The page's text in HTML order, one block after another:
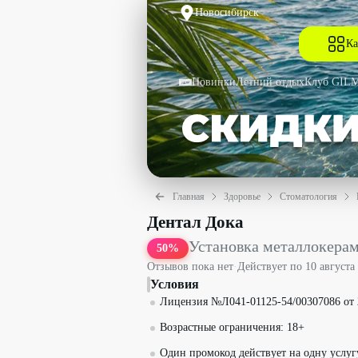
Новосибирск
НовинкиЛетний отдыхКлуб
Главная Здоровье Стоматология
Установка металлокерамической
Дентал Дока
50% Установка
Отзывов пока нет·Действует по 10 августа
Условия
Лицензия №Л041-01125-54/00307086 от
Возрастные ограничения: 18+
Один промокод действует на одну